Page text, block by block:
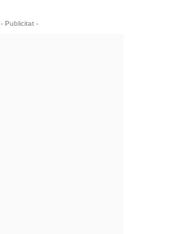
- Publicitat -